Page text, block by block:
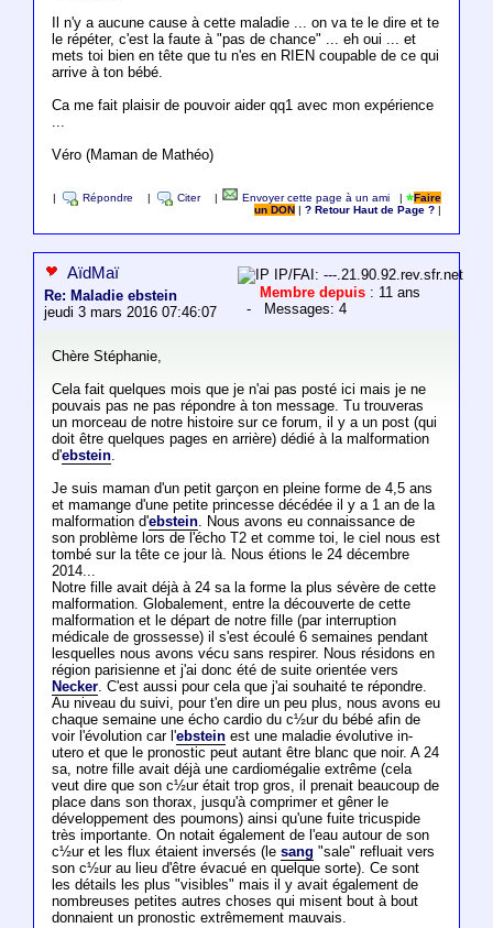
Il n'y a aucune cause à cette maladie ... on va te le dire et te
le répéter, c'est la faute à "pas de chance" ... eh oui ... et
mets toi bien en tête que tu n'es en RIEN coupable de ce qui
arrive à ton bébé.
Ca me fait plaisir de pouvoir aider qq1 avec mon expérience
...
Véro (Maman de Mathéo)
Répondre Citer Envoyer cette page à un ami |
Faire
un DON
|? Retour Haut de Page ?
AïdMaï
Re: Maladie ebstein
jeudi 3 mars 2016 07:46:07
IP/FAI: ---.21.90.92.rev.sfr.net
Membre depuis : 11 ans
- Messages: 4
Chère Stéphanie,
Cela fait quelques mois que je n'ai pas posté ici mais je ne
pouvais pas ne pas répondre à ton message. Tu trouveras
un morceau de notre histoire sur ce forum, il y a un post (qui
doit être quelques pages en arrière) dédié à la malformation
d'ebstein.
Je suis maman d'un petit garçon en pleine forme de 4,5 ans
et mamange d'une petite princesse décédée il y a 1 an de la
malformation d'ebstein. Nous avons eu connaissance de
son problème lors de l'écho T2 et comme toi, le ciel nous est
tombé sur la tête ce jour là. Nous étions le 24 décembre
2014...
Notre fille avait déjà à 24 sa la forme la plus sévère de cette
malformation. Globalement, entre la découverte de cette
malformation et le départ de notre fille (par interruption
médicale de grossesse) il s'est écoulé 6 semaines pendant
lesquelles nous avons vécu sans respirer. Nous résidons en
région parisienne et j'ai donc été de suite orientée vers
Necker. C'est aussi pour cela que j'ai souhaité te répondre.
Au niveau du suivi, pour t'en dire un peu plus, nous avons eu
chaque semaine une écho cardio du c½ur du bébé afin de
voir l'évolution car l'ebsteinest une maladie évolutive in-
utero et que le pronostic peut autant être blanc que noir. A 24
sa, notre fille avait déjà une cardiomégalie extrême (cela
veut dire que son c½ur était trop gros, il prenait beaucoup de
place dans son thorax, jusqu'à comprimer et gêner le
développement des poumons) ainsi qu'une fuite tricuspide
très importante. On notait également de l'eau autour de son
c½ur et les flux étaient inversés (le sang "sale" refluait vers
son c½ur au lieu d'être évacué en quelque sorte). Ce sont
les détails les plus "visibles" mais il y avait également de
nombreuses petites autres choses qui misent bout à bout
donnaient un pronostic extrêmement mauvais.